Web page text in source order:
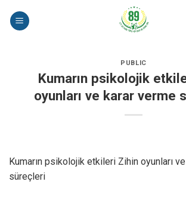
PUBLIC
Kumarın psikolojik
oyunları ve karar verme
Kumarın psikolojik etkileri Zihin oyunları
süreçleri